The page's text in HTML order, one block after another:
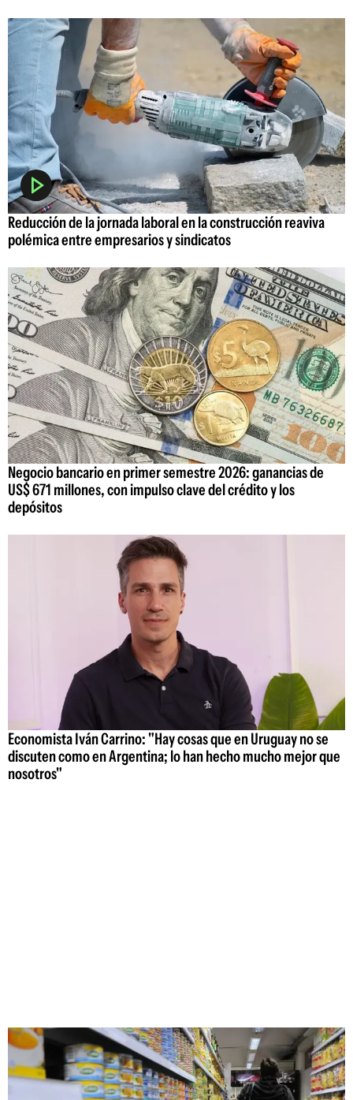
Reducción de la jornada laboral en la construcción reaviva
polémica entre empresarios y sindicatos
Negocio bancario en primer semestre 2026: ganancias de
US$ 671 millones, con impulso clave del crédito y los
depósitos
Economista Iván Carrino: "Hay cosas que en Uruguay no se
discuten como en Argentina; lo han hecho mucho mejor que
nosotros"